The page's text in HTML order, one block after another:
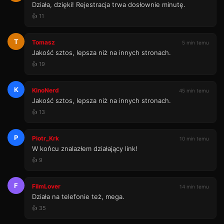
Działa, dzięki! Rejestracja trwa dosłownie minutę.
👍 11
T Tomasz 5 min temu
Jakość sztos, lepsza niż na innych stronach.
👍 19
K KinoNerd 45 min temu
Jakość sztos, lepsza niż na innych stronach.
👍 13
P Piotr_Krk 10 min temu
W końcu znalazłem działający link!
👍 9
F FilmLover 14 min temu
Działa na telefonie też, mega.
👍 35